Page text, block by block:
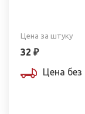
Цена за штуку
32 ₽
Цена